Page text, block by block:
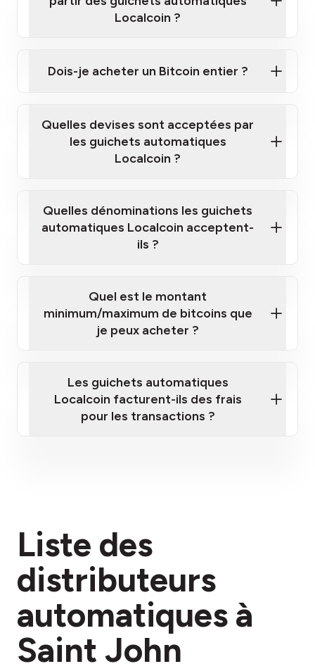
Localcoin ?
automatiques
guichet automatique Localcoin le plus
Dois-je acheter un Bitcoin entier ?
Quelles devises sont acceptées par
les guichets automatiques
Localcoin ?
Quelles dénominations les guichets
automatiques Localcoin acceptent-
ils ?
Quel est le montant
minimum/maximum de bitcoins que
je peux acheter ?
Les guichets automatiques
Localcoin facturent-ils des frais
pour les transactions ?
section des frais
Liste des
distributeurs
automatiques à
Saint John